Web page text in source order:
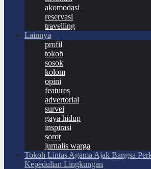
akomodasi
reservasi
travelling
Lainnya
profil
tokoh
sosok
kolom
opini
features
advertorial
survei
gaya hidup
inspirasi
sorot
jurnalis warga
Tokoh Lintas Agama Ajak Bangsa
Kepedulian Lingkungan